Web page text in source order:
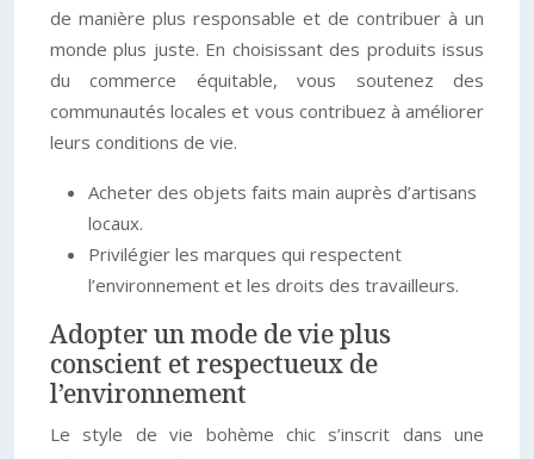
de manière plus responsable et de contribuer à un
monde plus juste. En choisissant des produits issus
du commerce équitable, vous soutenez des
communautés locales et vous contribuez à améliorer
leurs conditions de vie.
Acheter des objets faits main auprès d’artisans
locaux.
Privilégier les marques qui respectent
l’environnement et les droits des travailleurs.
Adopter un mode de vie plus
conscient et respectueux de
l’environnement
Le style de vie bohème chic s’inscrit dans une